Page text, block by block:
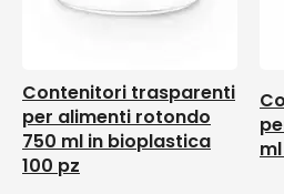
Contenitori trasparenti
per alimenti rotondo
750 ml in bioplastica
100 pz